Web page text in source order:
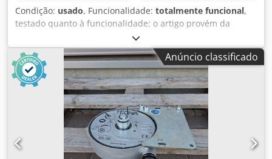
Condição: usado, Funcionalidade: totalmente funcional,
testado quanto à funcionalidade; o artigo provém da
desmontagem de instalações de um fornecedor da
indústria automóvel Fabricante: Siemens Tipo: 6GT2398-
1CD00 Chodpfx Ahjzm Ii Ro Aea Gama de produtos:
SIMATIC RF Tecnologia: RFID, RF (13,56 MHz) Capacidade
de memória: 2 kB Alcance de leitura/gravação: até 200 mm
Grau de proteção: IP67 Aplicação: Recolha de dados de
produção, sistemas de identificação
Anúncio classificado